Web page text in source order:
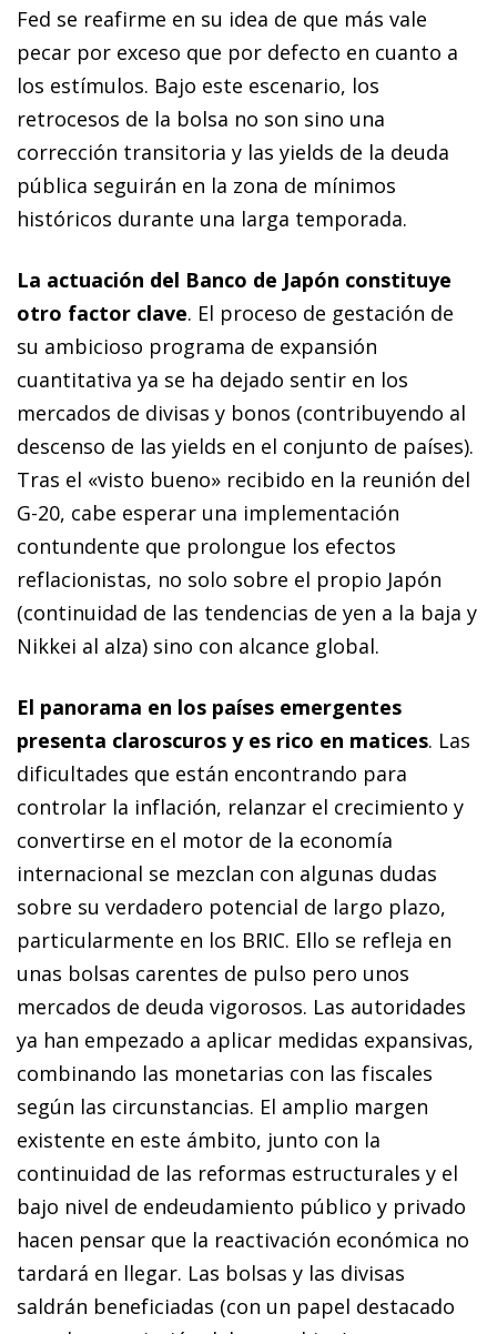
Fed se reafirme en su idea de que más vale
pecar por exceso que por defecto en cuanto a
los estímulos. Bajo este escenario, los
retrocesos de la bolsa no son sino una
corrección transitoria y las yields de la deuda
pública seguirán en la zona de mínimos
históricos du­­rante una larga temporada.
La actuación del Banco de Japón constituye
otro factor clave. El proceso de gestación de
su ambicioso programa de expansión
cuantitativa ya se ha dejado sentir en los
mercados de divisas y bonos (contribuyendo al
descenso de las yields en el conjunto de países).
Tras el «visto bueno» recibido en la reunión del
G-20, cabe esperar una implementación
contundente que prolongue los efectos
reflacionistas, no solo sobre el propio Japón
(continuidad de las tendencias de yen a la baja y
Nikkei al alza) sino con alcance global.
El panorama en los países emergentes
presenta claroscuros y es rico en matices. Las
dificultades que están encontrando para
controlar la inflación, relanzar el crecimiento y
convertirse en el motor de la economía
internacional se mezclan con algunas dudas
sobre su verdadero potencial de largo plazo,
particularmente en los BRIC. Ello se refleja en
unas bolsas carentes de pulso pero unos
mercados de deuda vigorosos. Las autoridades
ya han empezado a aplicar medidas expansivas,
combinando las monetarias con las fiscales
según las circunstancias. El amplio margen
existente en este ámbito, junto con la
continuidad de las reformas estructurales y el
bajo nivel de endeudamiento público y privado
hacen pensar que la reactivación económica no
tardará en llegar. Las bolsas y las divisas
saldrán beneficiadas (con un papel destacado